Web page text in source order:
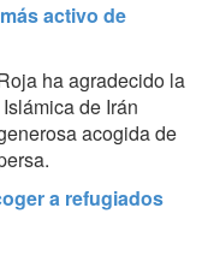
activo de
ha agradecido la
de Irán
acogida de
a refugiados